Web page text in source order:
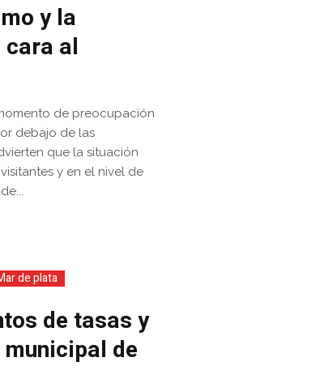
y la
al
de preocupación
debajo de las
que la situación
y en el nivel de
de plata
de tasas y
de